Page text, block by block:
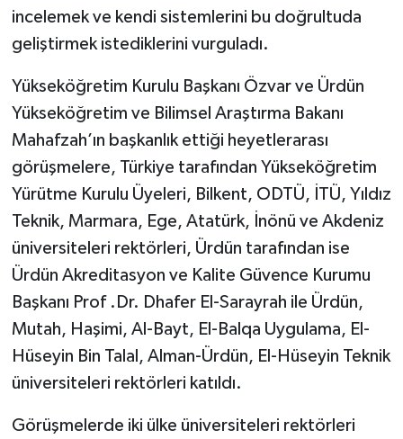
incelemek ve kendi sistemlerini bu doğrultuda
geliştirmek istediklerini vurguladı.
Yükseköğretim Kurulu Başkanı Özvar ve Ürdün
Yükseköğretim ve Bilimsel Araştırma Bakanı
Mahafzah’ın başkanlık ettiği heyetlerarası
görüşmelere, Türkiye tarafından Yükseköğretim
Yürütme Kurulu Üyeleri, Bilkent, ODTÜ, İTÜ, Yıldız
Teknik, Marmara, Ege, Atatürk, İnönü ve Akdeniz
üniversiteleri rektörleri, Ürdün tarafından ise
Ürdün Akreditasyon ve Kalite Güvence Kurumu
Başkanı Prof .Dr. Dhafer El-Sarayrah ile Ürdün,
Mutah, Haşimi, Al-Bayt, El-Balqa Uygulama, El-
Hüseyin Bin Talal, Alman-Ürdün, El-Hüseyin Teknik
üniversiteleri rektörleri katıldı.
Görüşmelerde iki ülke üniversiteleri rektörleri